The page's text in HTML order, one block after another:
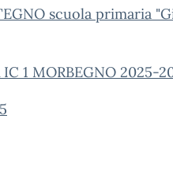
scuola primaria
1 MORBEGNO 2025-